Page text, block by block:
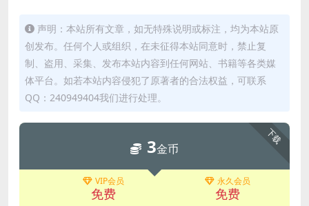
声明：本站所有文章，如无特殊说明或标注，均为本站原
创发布。任何个人或组织，在未征得本站同意时，禁止复
制、盗用、采集、发布本站内容到任何网站、书籍等各类媒
体平台。如若本站内容侵犯了原著者的合法权益，可联系
QQ：240949404我们进行处理。
下载
3金币
VIP会员
免费
永久会员
免费